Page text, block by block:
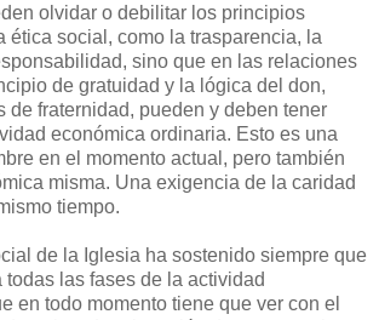
olvidar o debilitar los principios
ética social, como la trasparencia, la
sino que en las relaciones
de gratuidad y la lógica del don,
de fraternidad, pueden y deben tener
económica ordinaria. Esto es una
en el momento actual, pero también
misma. Una exigencia de la caridad
tiempo.
de la Iglesia ha sostenido siempre que
todas las fases de la actividad
en todo momento tiene que ver con el